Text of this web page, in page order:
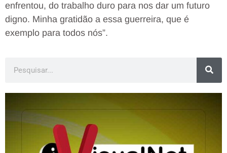
enfrentou, do trabalho duro para nos dar um futuro
digno. Minha gratidão a essa guerreira, que é
exemplo para todos nós”.